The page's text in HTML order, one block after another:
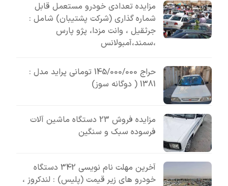
مزایده تعدادی خودرو مستعمل قابل
شماره گذاری (شرکت پشتیبان) شامل :
جرثقیل ، وانت مزدا، پژو پارس
،سمند،آمبولانس
حراج 145/000/000 تومانی پراید مدل :
1381 ( دوگانه سوز)
مزایده فروش 23 دستگاه ماشین آلات
فرسوده سبک و سنگین
آخرین مهلت نام نویسی 342 دستگاه
خودرو های زیر قیمت (پلیس) : لندکروز ،